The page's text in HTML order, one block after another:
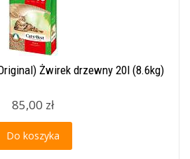
Żwirek drzewny 20l (8.6kg)
85,00 zł
Do koszyka